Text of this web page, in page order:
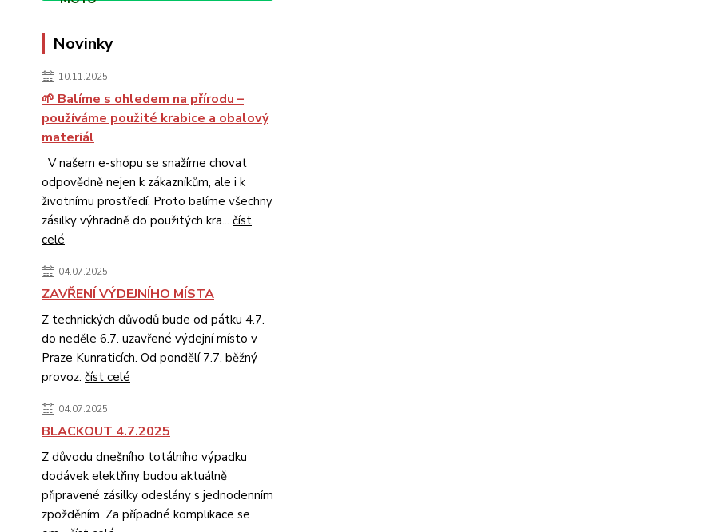
Novinky
10.11.2025
🌱 Balíme s ohledem na přírodu –
používáme použité krabice a obalový
materiál
V našem e-shopu se snažíme chovat
odpovědně nejen k zákazníkům, ale i k
životnímu prostředí. Proto balíme všechny
zásilky výhradně do použitých kra... číst
celé
04.07.2025
ZAVŘENÍ VÝDEJNÍHO MÍSTA
Z technických důvodů bude od pátku 4.7.
do neděle 6.7. uzavřené výdejní místo v
Praze Kunraticích. Od pondělí 7.7. běžný
provoz. číst celé
04.07.2025
BLACKOUT 4.7.2025
Z důvodu dnešního totálního výpadku
dodávek elektřiny budou aktuálně
připravené zásilky odeslány s jednodenním
zpožděním. Za případné komplikace se